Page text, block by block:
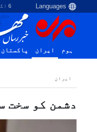
6 اگست، 2026
ہوم ایران پاکستان
ایران
دشمن کو سخت